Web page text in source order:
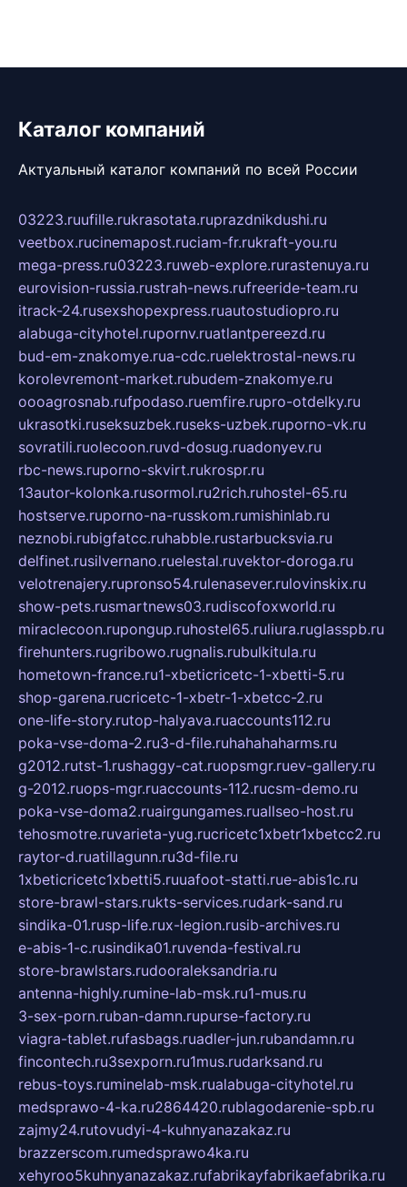
Каталог компаний
Актуальный каталог компаний по всей России
03223.ruufille.rukrasotata.ruprazdnikdushi.ru
veetbox.rucinemapost.ruciam-fr.rukraft-you.ru
mega-press.ru03223.ruweb-explore.rurastenuya.ru
eurovision-russia.rustrah-news.rufreeride-team.ru
itrack-24.rusexshopexpress.ruautostudiopro.ru
alabuga-cityhotel.rupornv.ruatlantpereezd.ru
bud-em-znakomye.rua-cdc.ruelektrostal-news.ru
korolevremont-market.rubudem-znakomye.ru
oooagrosnab.rufpodaso.ruemfire.rupro-otdelky.ru
ukrasotki.ruseksuzbek.ruseks-uzbek.ruporno-vk.ru
sovratili.ruolecoon.ruvd-dosug.ruadonyev.ru
rbc-news.ruporno-skvirt.rukrospr.ru
13autor-kolonka.rusormol.ru2rich.ruhostel-65.ru
hostserve.ruporno-na-russkom.rumishinlab.ru
neznobi.rubigfatcc.ruhabble.rustarbucksvia.ru
delfinet.rusilvernano.ruelestal.ruvektor-doroga.ru
velotrenajery.rupronso54.rulenasever.rulovinskix.ru
show-pets.rusmartnews03.rudiscofoxworld.ru
miraclecoon.rupongup.ruhostel65.ruliura.ruglasspb.ru
firehunters.rugribowo.rugnalis.rubulkitula.ru
hometown-france.ru1-xbeticricetc-1-xbetti-5.ru
shop-garena.rucricetc-1-xbetr-1-xbetcc-2.ru
one-life-story.rutop-halyava.ruaccounts112.ru
poka-vse-doma-2.ru3-d-file.ruhahahaharms.ru
g2012.rutst-1.rushaggy-cat.ruopsmgr.ruev-gallery.ru
g-2012.ruops-mgr.ruaccounts-112.rucsm-demo.ru
poka-vse-doma2.ruairgungames.ruallseo-host.ru
tehosmotre.ruvarieta-yug.rucricetc1xbetr1xbetcc2.ru
raytor-d.ruatillagunn.ru3d-file.ru
1xbeticricetc1xbetti5.ruuafoot-statti.rue-abis1c.ru
store-brawl-stars.rukts-services.rudark-sand.ru
sindika-01.rusp-life.rux-legion.rusib-archives.ru
e-abis-1-c.rusindika01.ruvenda-festival.ru
store-brawlstars.rudooraleksandria.ru
antenna-highly.rumine-lab-msk.ru1-mus.ru
3-sex-porn.ruban-damn.rupurse-factory.ru
viagra-tablet.rufasbags.ruadler-jun.rubandamn.ru
fincontech.ru3sexporn.ru1mus.rudarksand.ru
rebus-toys.ruminelab-msk.rualabuga-cityhotel.ru
medsprawo-4-ka.ru2864420.rublagodarenie-spb.ru
zajmy24.rutovudyi-4-kuhnyanazakaz.ru
brazzerscom.rumedsprawo4ka.ru
xehyroo5kuhnyanazakaz.rufabrikayfabrikaefabrika.ru